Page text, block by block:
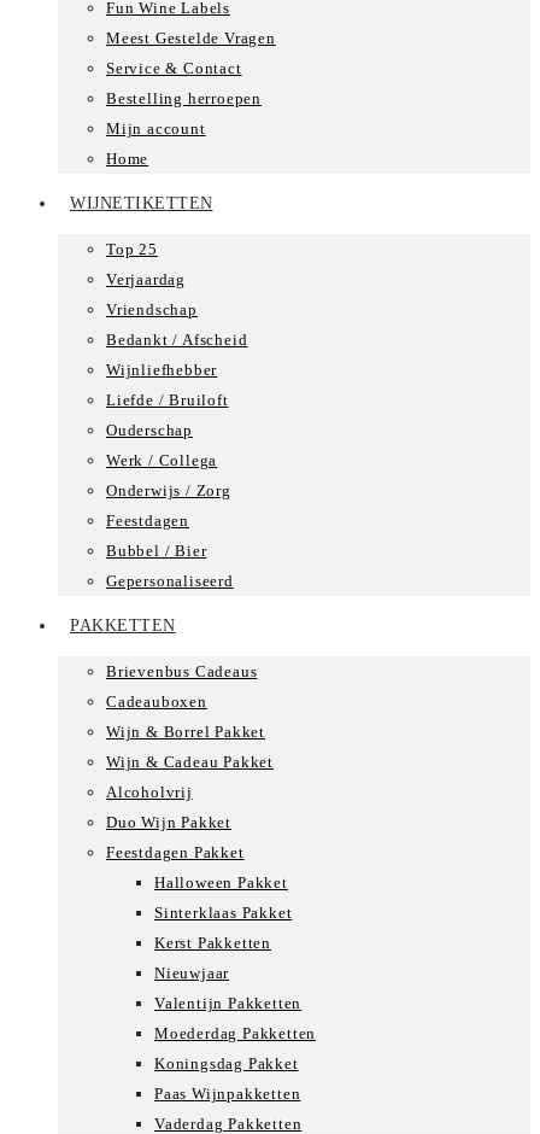
Fun Wine Labels
Meest Gestelde Vragen
Service & Contact
Bestelling herroepen
Mijn account
Home
WIJNETIKETTEN
Top 25
Verjaardag
Vriendschap
Bedankt / Afscheid
Wijnliefhebber
Liefde / Bruiloft
Ouderschap
Werk / Collega
Onderwijs / Zorg
Feestdagen
Bubbel / Bier
Gepersonaliseerd
PAKKETTEN
Brievenbus Cadeaus
Cadeauboxen
Wijn & Borrel Pakket
Wijn & Cadeau Pakket
Alcoholvrij
Duo Wijn Pakket
Feestdagen Pakket
Halloween Pakket
Sinterklaas Pakket
Kerst Pakketten
Nieuwjaar
Valentijn Pakketten
Moederdag Pakketten
Koningsdag Pakket
Paas Wijnpakketten
Vaderdag Pakketten